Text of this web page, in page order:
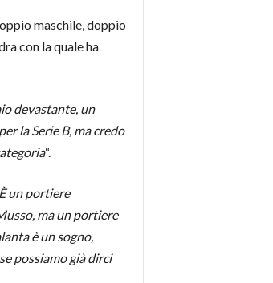
maschile, doppio
con la quale ha
devastante, un
la Serie B, ma credo
“.
un portiere
ma un portiere
è un sogno,
possiamo già dirci